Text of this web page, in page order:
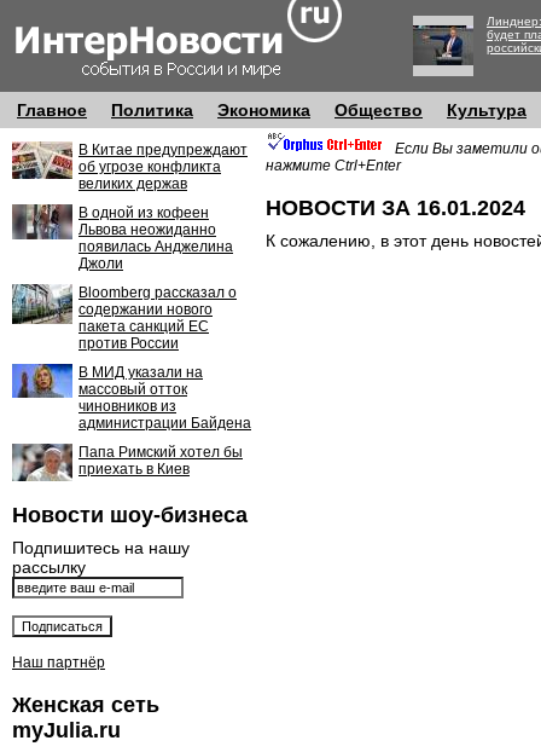
будет
Главное Политика Экономика Общество Культура
В Китае предупреждают
об угрозе конфликта
великих держав
В одной из кофеен
Львова неожиданно
появилась Анджелина
Джоли
Bloomberg рассказал о
содержании нового
пакета санкций ЕС
против России
В МИД указали на
массовый отток
чиновников из
администрации Байдена
Папа Римский хотел бы
приехать в Киев
Новости шоу-бизнеса
Подпишитесь на нашу
рассылку
Наш партнёр
Женская сеть
myJulia.ru
Если Вы заметили
нажмите Ctrl+Enter
НОВОСТИ ЗА 16.01.2024
К сожалению, в этот день